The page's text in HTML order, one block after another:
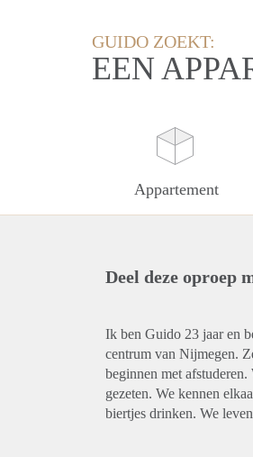
GUIDO ZOEKT:
EEN
Appartement
Deel deze oproep
Ik ben Guido 23 jaar en
centrum van Nijmegen.
beginnen met
gezeten. We kennen
biertjes drinken. We